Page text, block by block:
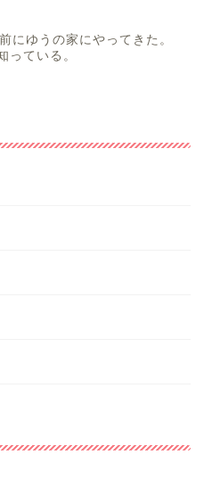
にゆうの家にやってきた。
っている。